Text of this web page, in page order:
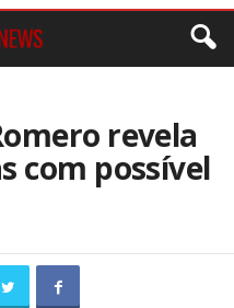
revela
com possível